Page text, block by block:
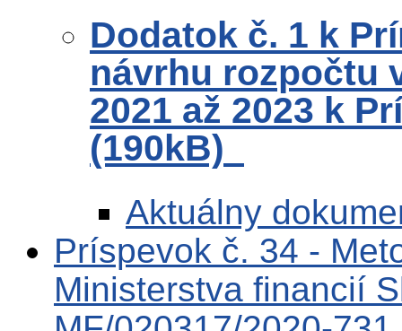
Dodatok č. 1 k
návrhu rozpočtu
2021 až 2023 k
(190kB)
Aktuálny
Príspevok č. 34 -
Ministerstva financií